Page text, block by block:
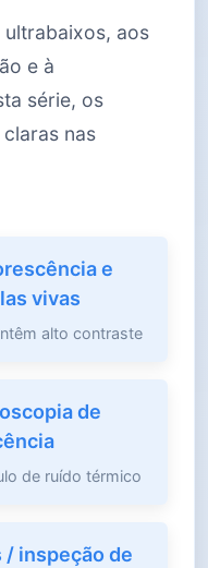
ultrabaixos, aos
e à
série, os
nas
e
vivas
alto contraste
de
de ruído térmico
inspeção de